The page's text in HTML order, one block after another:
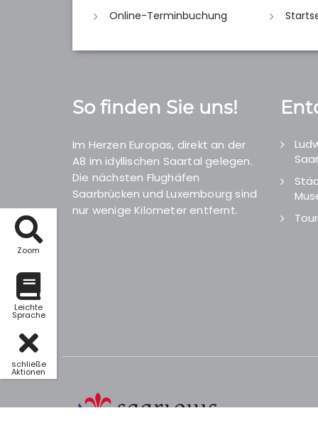
Zoom
Leichte
Sprache
schließe
Aktionen
Online-Terminbuchung
So finden Sie uns!
Im Herzen Europas, direkt an der
A8 im idyllischen Saartal gelegen.
Die nächsten Flughäfen
Saarbrücken und Luxembourg sind
nur wenige Kilometer entfernt.